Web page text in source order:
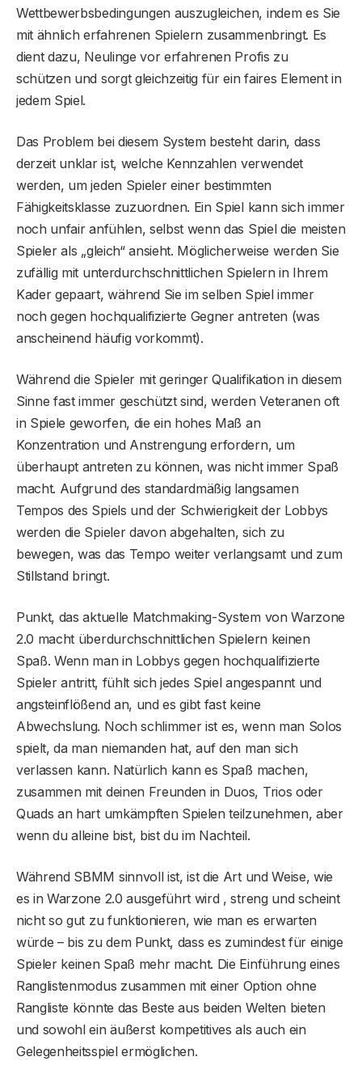
Wettbewerbsbedingungen auszugleichen, indem es Sie
mit ähnlich erfahrenen Spielern zusammenbringt. Es
dient dazu, Neulinge vor erfahrenen Profis zu
schützen und sorgt gleichzeitig für ein faires Element in
jedem Spiel.
Das Problem bei diesem System besteht darin, dass
derzeit unklar ist, welche Kennzahlen verwendet
werden, um jeden Spieler einer bestimmten
Fähigkeitsklasse zuzuordnen. Ein Spiel kann sich immer
noch unfair anfühlen, selbst wenn das Spiel die meisten
Spieler als „gleich“ ansieht. Möglicherweise werden Sie
zufällig mit unterdurchschnittlichen Spielern in Ihrem
Kader gepaart, während Sie im selben Spiel immer
noch gegen hochqualifizierte Gegner antreten (was
anscheinend häufig vorkommt).
Während die Spieler mit geringer Qualifikation in diesem
Sinne fast immer geschützt sind, werden Veteranen oft
in Spiele geworfen, die ein hohes Maß an
Konzentration und Anstrengung erfordern, um
überhaupt antreten zu können, was nicht immer Spaß
macht. Aufgrund des standardmäßig langsamen
Tempos des Spiels und der Schwierigkeit der Lobbys
werden die Spieler davon abgehalten, sich zu
bewegen, was das Tempo weiter verlangsamt und zum
Stillstand bringt.
Punkt, das aktuelle Matchmaking-System von Warzone
2.0 macht überdurchschnittlichen Spielern keinen
Spaß. Wenn man in Lobbys gegen hochqualifizierte
Spieler antritt, fühlt sich jedes Spiel angespannt und
angsteinflößend an, und es gibt fast keine
Abwechslung. Noch schlimmer ist es, wenn man Solos
spielt, da man niemanden hat, auf den man sich
verlassen kann. Natürlich kann es Spaß machen,
zusammen mit deinen Freunden in Duos, Trios oder
Quads an hart umkämpften Spielen teilzunehmen, aber
wenn du alleine bist, bist du im Nachteil.
Während SBMM sinnvoll ist, ist die Art und Weise, wie
es in Warzone 2.0 ausgeführt wird , streng und scheint
nicht so gut zu funktionieren, wie man es erwarten
würde – bis zu dem Punkt, dass es zumindest für einige
Spieler keinen Spaß mehr macht. Die Einführung eines
Ranglistenmodus zusammen mit einer Option ohne
Rangliste könnte das Beste aus beiden Welten bieten
und sowohl ein äußerst kompetitives als auch ein
Gelegenheitsspiel ermöglichen.